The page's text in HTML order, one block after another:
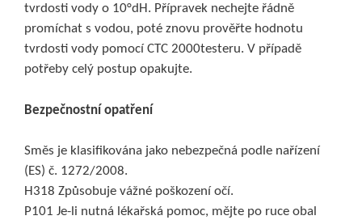
tvrdosti vody o 10°dH. Přípravek nechejte řádně
promíchat s vodou, poté znovu prověřte hodnotu
tvrdosti vody pomocí CTC 2000testeru. V případě
potřeby celý postup opakujte.
Bezpečnostní opatření
Směs je klasifikována jako nebezpečná podle nařízení
(ES) č. 1272/2008.
H318 Způsobuje vážné poškození očí.
P101 Je-li nutná lékařská pomoc, mějte po ruce obal